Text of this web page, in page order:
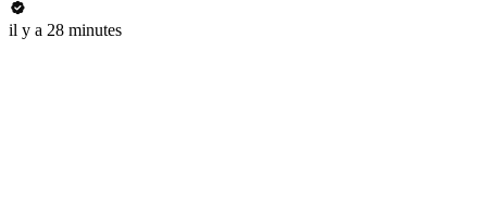
il y a 28 minutes